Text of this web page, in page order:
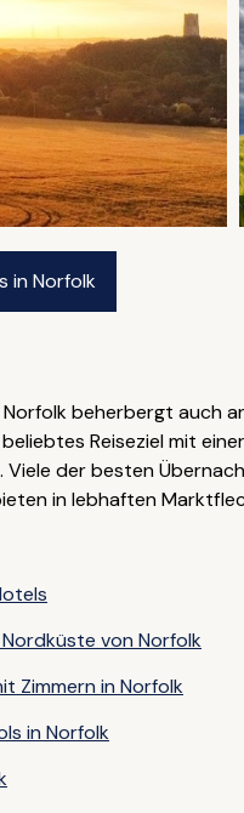
in Norfolk
beherbergt auch
Reiseziel mit
der besten
in lebhaften
von Norfolk
Zimmern in Norfolk
in Norfolk